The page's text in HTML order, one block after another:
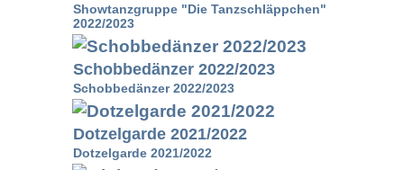
Showtanzgruppe "Die Tanzschläppchen"
2022/2023
Schobbedänzer 2022/2023
Schobbedänzer 2022/2023
Dotzelgarde 2021/2022
Dotzelgarde 2021/2022